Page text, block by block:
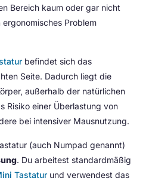
Bereich kaum oder gar nicht
Problem
befindet sich das
Seite. Dadurch liegt die
außerhalb der natürlichen
Risiko einer Überlastung von
bei intensiver Mausnutzung.
(auch Numpad genannt)
. Du arbeitest standardmäßig
Tastatur und verwendest das